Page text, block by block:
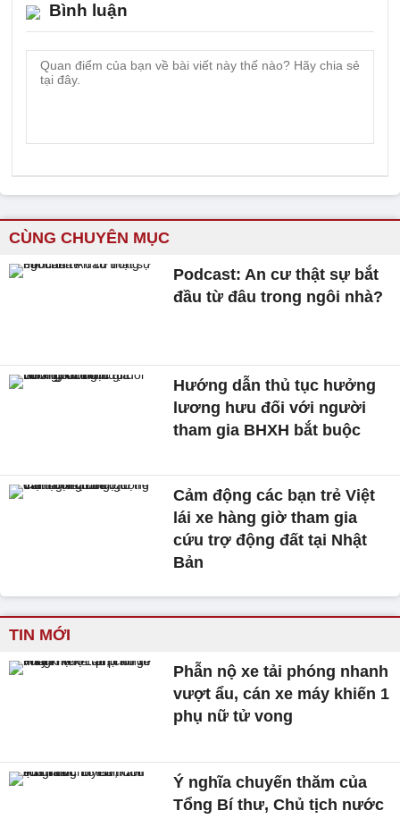
Bình luận
CÙNG CHUYÊN MỤC
Podcast: An cư thật sự bắt
đầu từ đâu trong ngôi nhà?
Hướng dẫn thủ tục hưởng
lương hưu đối với người
tham gia BHXH bắt buộc
Cảm động các bạn trẻ Việt
lái xe hàng giờ tham gia
cứu trợ động đất tại Nhật
Bản
TIN MỚI
Phẫn nộ xe tải phóng nhanh
vượt ẩu, cán xe máy khiến 1
phụ nữ tử vong
Ý nghĩa chuyến thăm của
Tổng Bí thư, Chủ tịch nước